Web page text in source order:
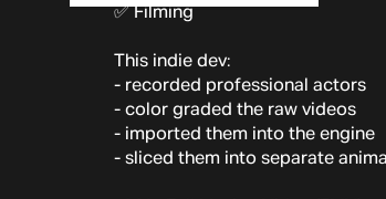
✅ Filming
This indie dev:
- recorded professional actors
- color graded the raw videos
- imported them into the engine
- sliced them into separate